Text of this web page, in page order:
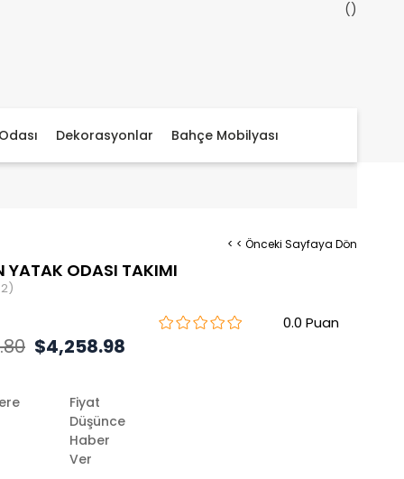
Dekorasyonlar Bahçe Mobilyası
< < Önceki Sayfaya Dön
YATAK ODASI TAKIMI
0.0
$4,258.98
Fiyat
Düşünce
Haber
Ver